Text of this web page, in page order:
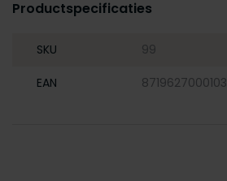
Productspecificaties
SKU 99
EAN 8719627000103